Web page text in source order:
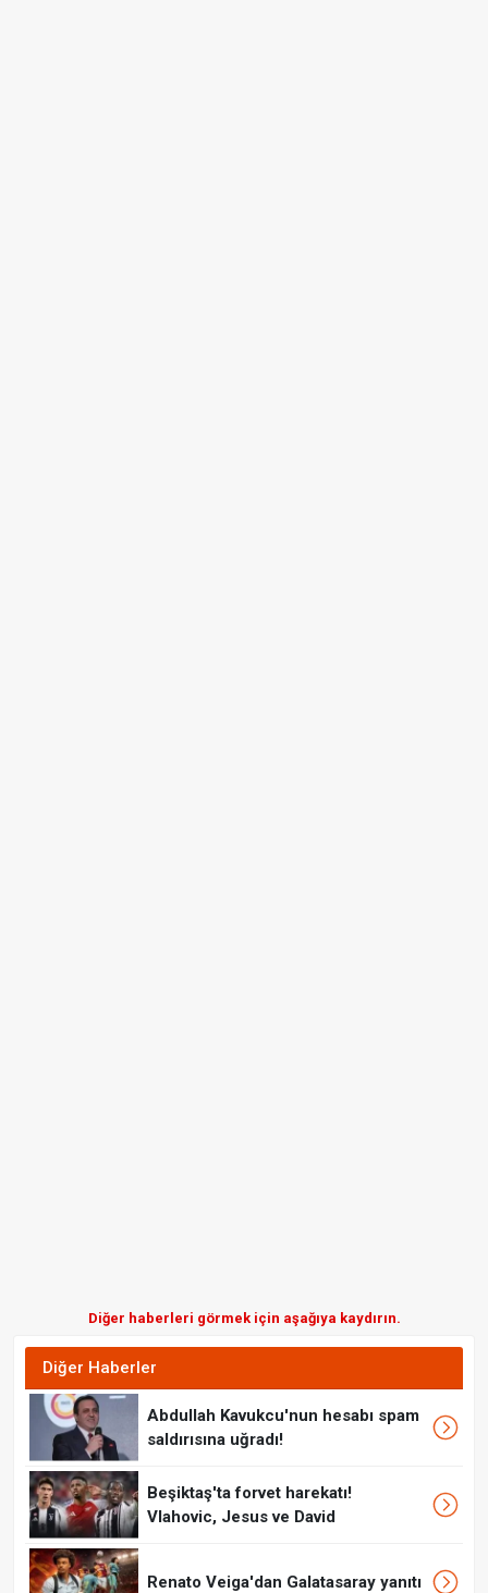
Diğer haberleri görmek için aşağıya kaydırın.
Diğer Haberler
Abdullah Kavukcu'nun hesabı spam
saldırısına uğradı!
Beşiktaş'ta forvet harekatı!
Vlahovic, Jesus ve David
Renato Veiga'dan Galatasaray yanıtı